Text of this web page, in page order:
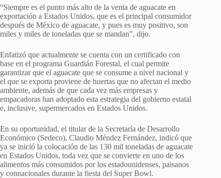
“Siempre es el punto más alto de la venta de aguacate en
exportación a Estados Unidos, que es el principal consumidor
después de México de aguacate, y pues es muy positivo, son
miles y miles de toneladas que se mandan”, dijo.
Enfatizó que actualmente se cuenta con un certificado con
base en el programa Guardián Forestal, el cual permite
garantizar que el aguacate que se consume a nivel nacional y
el que se exporta proviene de huertas que no afectan el medio
ambiente, además de que cada vez más empresas y
empacadoras han adoptado esta estrategia del gobierno estatal
e, inclusive, supermercados en Estados Unidos.
En su oportunidad, el titular de la Secretaría de Desarrollo
Económico (Sedeco), Claudio Méndez Fernández, indicó que
ya se inició la colocación de las 130 mil toneladas de aguacate
en Estados Unidos, toda vez que se convierte en uno de los
alimentos más consumidos por los estadounidenses, paisanos
y connacionales durante la fiesta del Super Bowl.